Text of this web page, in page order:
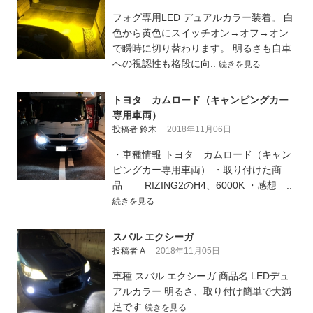
フォグ専用LED デュアルカラー装着。 白
色から黄色にスイッチオン→オフ→オン
で瞬時に切り替わります。 明るさも自車
への視認性も格段に向.. 続きを見る
トヨタ カムロード（キャンピングカー
専用車両）
投稿者 鈴木 2018年11月06日
・車種情報 トヨタ カムロード（キャン
ピングカー専用車両） ・取り付けた商
品 RIZING2のH4、6000K ・感想 ..
続きを見る
スバル エクシーガ
投稿者 A 2018年11月05日
車種 スバル エクシーガ 商品名 LEDデュ
アルカラー 明るさ、取り付け簡単で大満
足です 続きを見る